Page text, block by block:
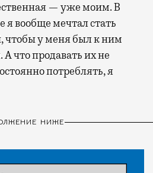
— уже моим. В
я вообще мечтал стать
чтобы у меня был к ним
что продавать их не
потреблять, я
НИЖЕ